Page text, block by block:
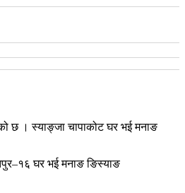
छ । स्याङ्जा चापाकोट घर भई मनाङ
घर भई मनाङ ङिस्याङ